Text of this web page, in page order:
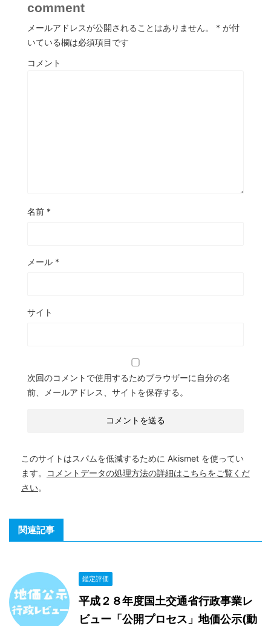
comment
メールアドレスが公開されることはありません。 * が付
いている欄は必須項目です
コメント
名前 *
メール *
サイト
次回のコメントで使用するためブラウザーに自分の名
前、メールアドレス、サイトを保存する。
このサイトはスパムを低減するために Akismet を使ってい
ます。
コメントデータの処理方法の詳細はこちらをご覧くだ
さい。
関連記事
鑑定評価
平成２８年度国土交通省行政事業レ
ビュー「公開プロセス」地価公示(動